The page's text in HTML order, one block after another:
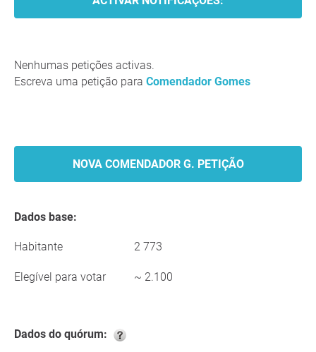
Nenhumas petições activas.
Escreva uma petição para Comendador Gomes
NOVA COMENDADOR G. PETIÇÃO
Dados base:
Habitante 2 773
Elegível para votar ~ 2.100
Dados do quórum: